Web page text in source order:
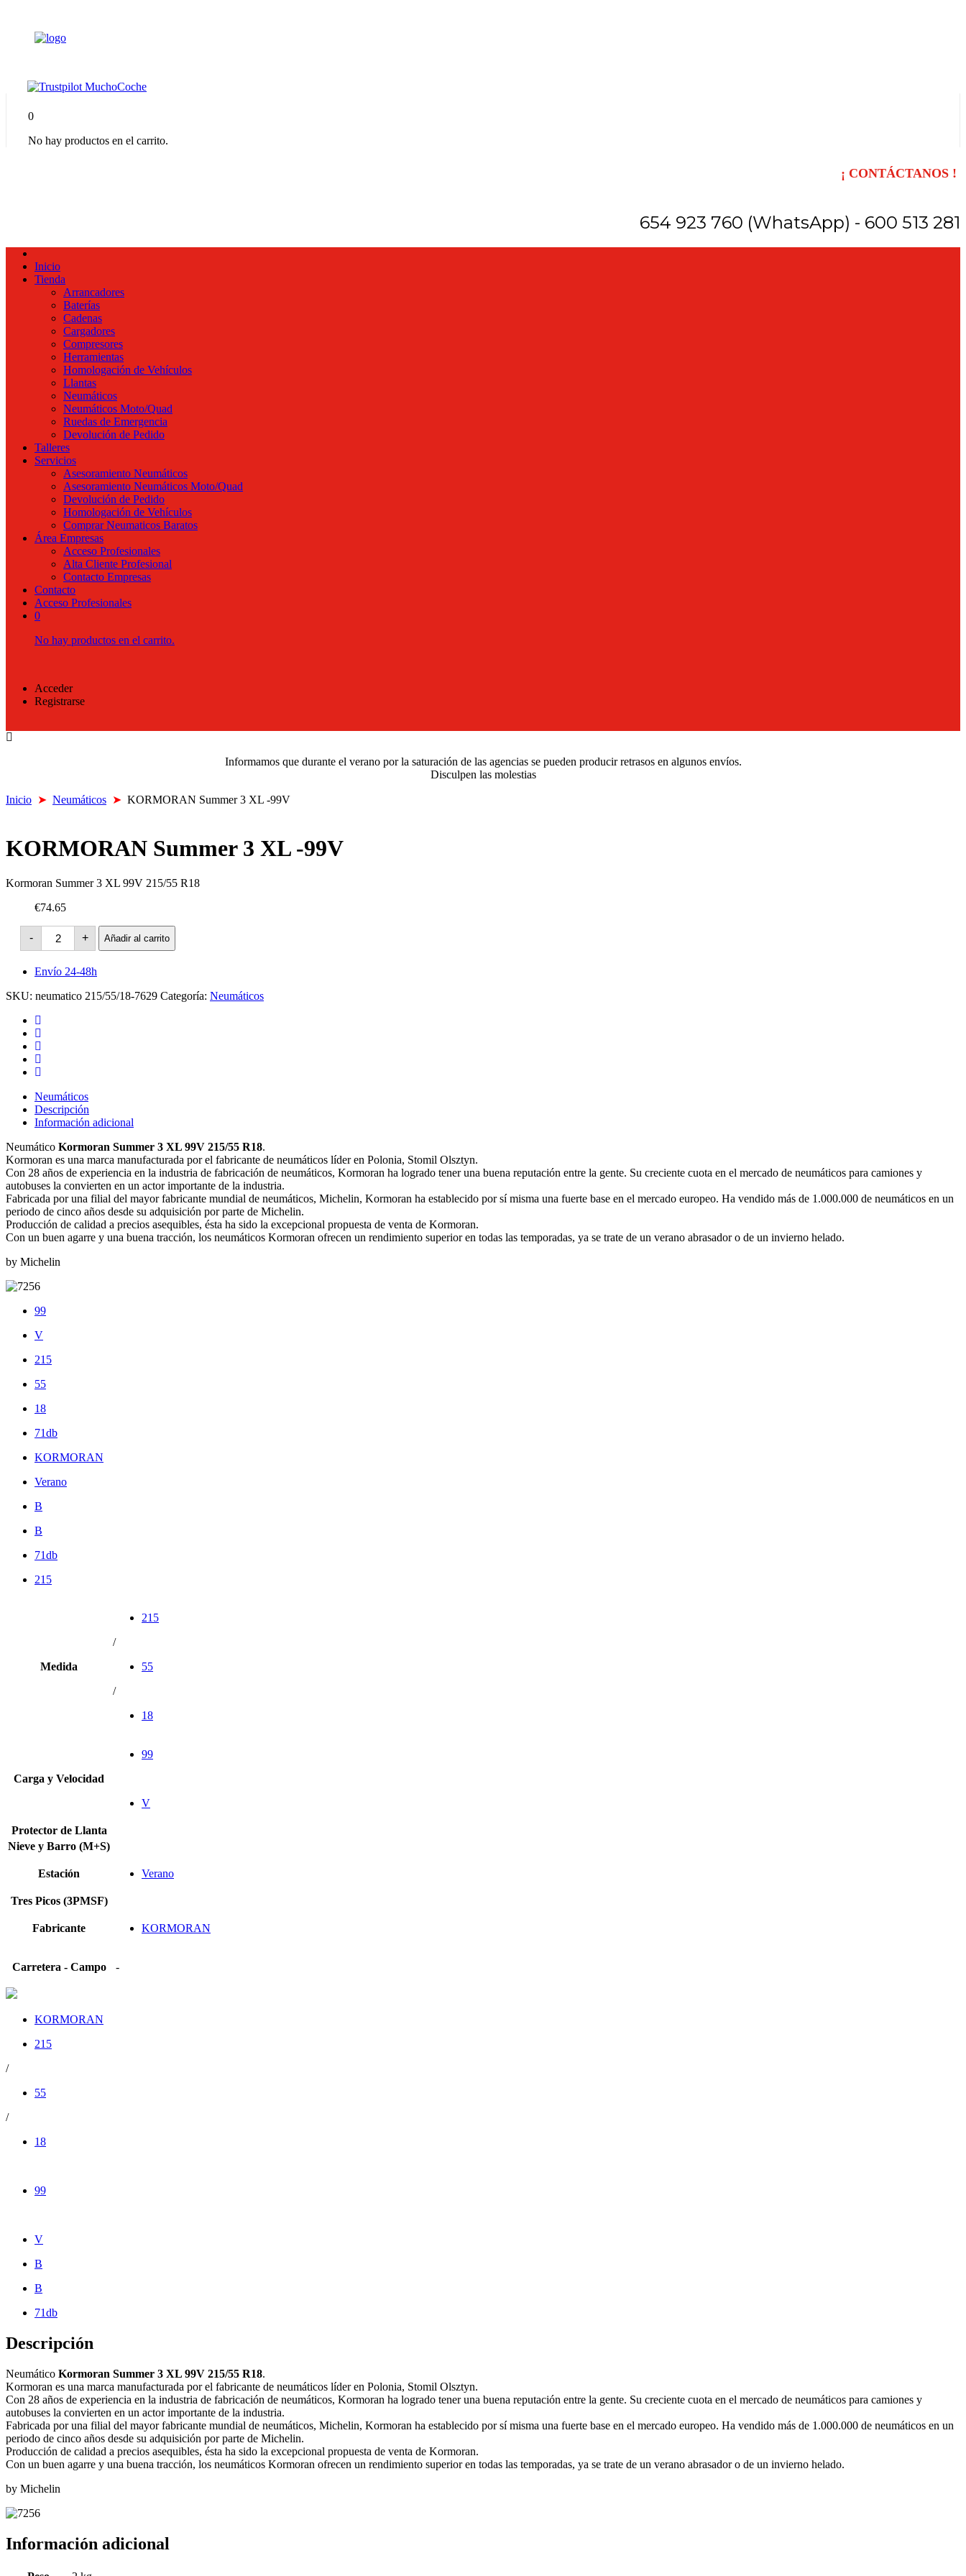
0
No hay productos en el carrito.
¡ CONTÁCTANOS !
654 923 760 (WhatsApp) - 600 513 281
Inicio
Tienda
Arrancadores
Baterías
Cadenas
Cargadores
Compresores
Herramientas
Homologación de Vehículos
Llantas
Neumáticos
Neumáticos Moto/Quad
Ruedas de Emergencia
Devolución de Pedido
Talleres
Servicios
Asesoramiento Neumáticos
Asesoramiento Neumáticos Moto/Quad
Devolución de Pedido
Homologación de Vehículos
Comprar Neumaticos Baratos
Área Empresas
Acceso Profesionales
Alta Cliente Profesional
Contacto Empresas
Contacto
Acceso Profesionales
0
No hay productos en el carrito.
Acceder
Registrarse
Informamos que durante el verano por la saturación de las agencias se pueden producir retrasos en algunos envíos.
Disculpen las molestias
Inicio ➤ Neumáticos ➤ KORMORAN Summer 3 XL -99V
KORMORAN Summer 3 XL -99V
Kormoran Summer 3 XL 99V 215/55 R18
€74.65
-
KORMORAN
Summer
3
XL
-99V
+ Añadir al carrito
Envío 24-48h
SKU: neumatico 215/55/18-7629 Categoría: Neumáticos
Neumáticos
Descripción
Información adicional
Neumático Kormoran Summer 3 XL 99V 215/55 R18.
Kormoran es una marca manufacturada por el fabricante de neumáticos líder en Polonia, Stomil Olsztyn.
Con 28 años de experiencia en la industria de fabricación de neumáticos, Kormoran ha logrado tener una buena reputación entre la gente. Su creciente cuota en el mercado de neumáticos para camiones y
autobuses la convierten en un actor importante de la industria.
Fabricada por una filial del mayor fabricante mundial de neumáticos, Michelin, Kormoran ha establecido por sí misma una fuerte base en el mercado europeo. Ha vendido más de 1.000.000 de neumáticos en un
periodo de cinco años desde su adquisición por parte de Michelin.
Producción de calidad a precios asequibles, ésta ha sido la excepcional propuesta de venta de Kormoran.
Con un buen agarre y una buena tracción, los neumáticos Kormoran ofrecen un rendimiento superior en todas las temporadas, ya se trate de un verano abrasador o de un invierno helado.
by Michelin
99
V
215
55
18
71db
KORMORAN
Verano
B
B
71db
215
Medida
215
/
55
/
18
Carga y Velocidad
99
V
Protector de Llanta
Nieve y Barro (M+S)
Estación Verano
Tres Picos (3PMSF)
Fabricante KORMORAN
Carretera - Campo -
KORMORAN
215
/
55
/
18
99
V
B
B
71db
Descripción
Neumático Kormoran Summer 3 XL 99V 215/55 R18.
Kormoran es una marca manufacturada por el fabricante de neumáticos líder en Polonia, Stomil Olsztyn.
Con 28 años de experiencia en la industria de fabricación de neumáticos, Kormoran ha logrado tener una buena reputación entre la gente. Su creciente cuota en el mercado de neumáticos para camiones y
autobuses la convierten en un actor importante de la industria.
Fabricada por una filial del mayor fabricante mundial de neumáticos, Michelin, Kormoran ha establecido por sí misma una fuerte base en el mercado europeo. Ha vendido más de 1.000.000 de neumáticos en un
periodo de cinco años desde su adquisición por parte de Michelin.
Producción de calidad a precios asequibles, ésta ha sido la excepcional propuesta de venta de Kormoran.
Con un buen agarre y una buena tracción, los neumáticos Kormoran ofrecen un rendimiento superior en todas las temporadas, ya se trate de un verano abrasador o de un invierno helado.
by Michelin
Información adicional